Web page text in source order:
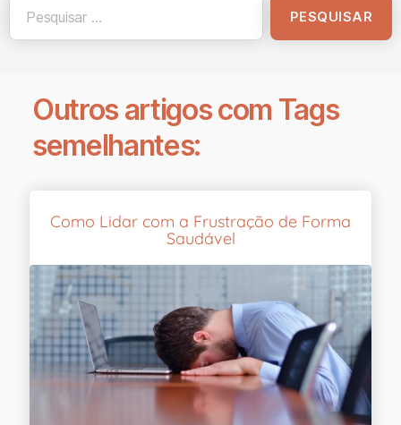
Outros artigos com Tags
semelhantes:
Como Lidar com a Frustração de Forma
Saudável